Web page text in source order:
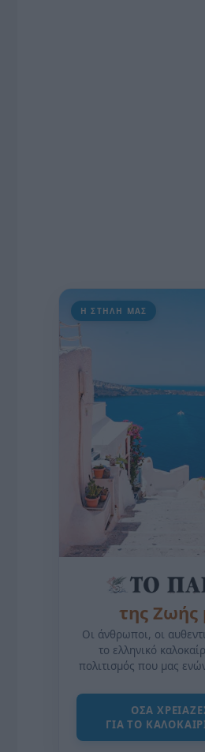
Η ΣΤΗΛΗ ΜΑΣ
της Ζωής
Οι άνθρωποι, οι
το ελληνικό
πολιτισμός που μας
ΌΣΑ
ΓΙΑ ΤΟ